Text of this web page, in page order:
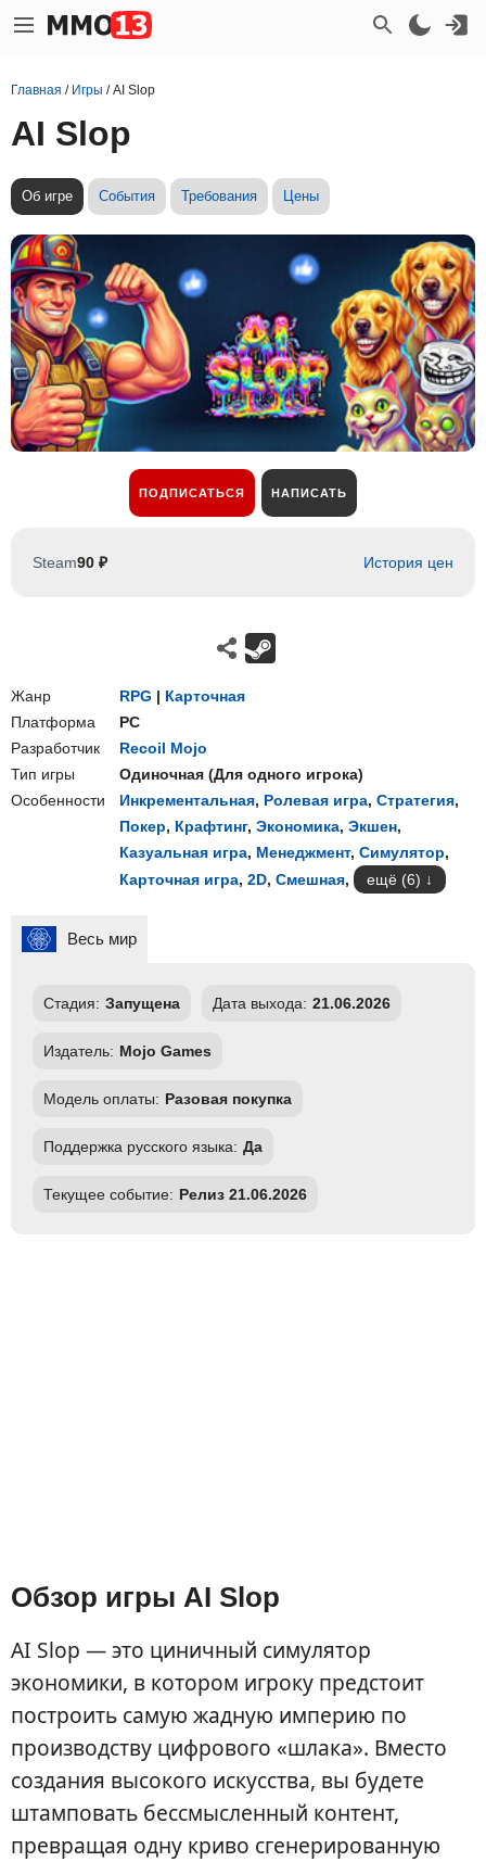
Главная / Игры /AI Slop
AI Slop
Об игре События Требования Цены
ПОДПИСАТЬСЯ НАПИСАТЬ
Steam90 ₽ История цен
Жанр RPG | Карточная
Платформа
PC
Разработчик
Recoil Mojo
Тип игры
Одиночная (Для одного игрока)
Особенности
Инкрементальная, Ролевая игра, Стратегия,
Покер, Крафтинг, Экономика, Экшен,
Казуальная игра, Менеджмент, Симулятор,
Карточная игра, 2D, Смешная, ещё (6)
Весь мир
Стадия: Запущена Дата выхода: 21.06.2026
Издатель: Mojo Games
Модель оплаты: Разовая покупка
Поддержка русского языка: Да
Текущее событие: Релиз 21.06.2026
Обзор игры AI Slop
AI Slop — это циничный симулятор
экономики, в котором игроку предстоит
построить самую жадную империю по
производству цифрового «шлака». Вместо
создания высокого искусства, вы будете
штамповать бессмысленный контент,
превращая одну криво сгенерированную